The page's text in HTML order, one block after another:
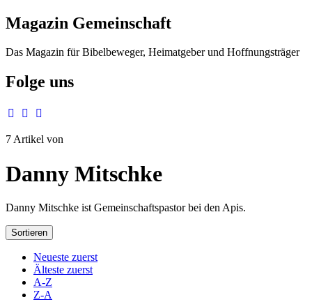
Magazin Gemeinschaft
Das Magazin für Bibelbeweger, Heimatgeber und Hoffnungsträger
Folge uns
7 Artikel von
Danny Mitschke
Danny Mitschke ist Gemeinschaftspastor bei den Apis.
Sortieren
Neueste zuerst
Älteste zuerst
A-Z
Z-A